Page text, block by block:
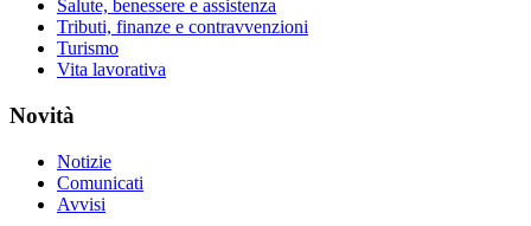
Salute, benessere e assistenza
Tributi, finanze e contravvenzioni
Turismo
Vita lavorativa
Novità
Notizie
Comunicati
Avvisi